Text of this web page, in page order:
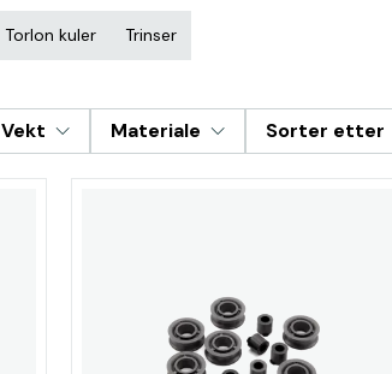
Torlon kuler Trinser
Vekt Materiale Sorter etter